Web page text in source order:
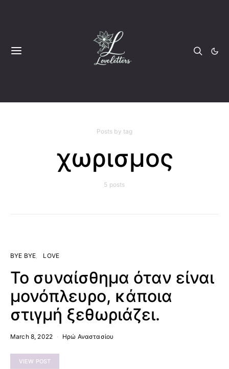
Posts by tag
χωρισμος
5 posts
BYE BYE LOVE
Το συναίσθημα όταν είναι
μονόπλευρο, κάποια
στιγμή ξεθωριάζει.
March 8, 2022 Ηρώ Αναστασίου
VIEW POST